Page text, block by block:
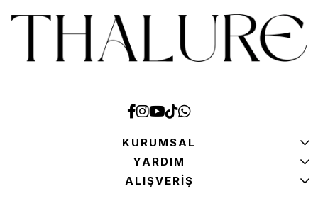
KURUMSAL
YARDIM
ALIŞVERİŞ